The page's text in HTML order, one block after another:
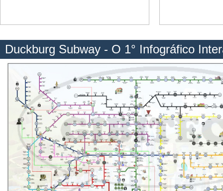
Duckburg Subway - O 1° Infográfico